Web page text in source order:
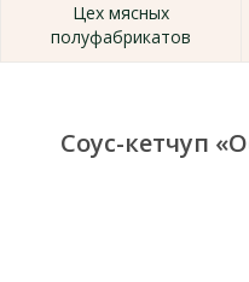
Цех мясных
полуфабрикатов
Соус-кетчуп